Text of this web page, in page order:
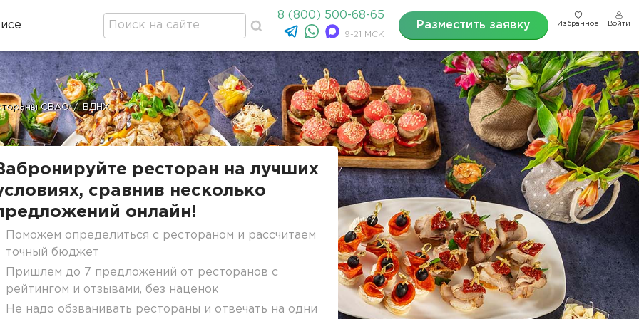
8 (800) 500-68-65
9-21 МСК
Разместить заявку Избранное Войти
СВАО / ВДНХ
ресторан на лучших
сравнив несколько
онлайн!
Поможем определиться с рестораном и рассчитаем
точный бюджет
Пришлем до 7 предложений от ресторанов с
рейтингом и отзывами, без наценок
Не надо обзванивать рестораны и отвечать на одни